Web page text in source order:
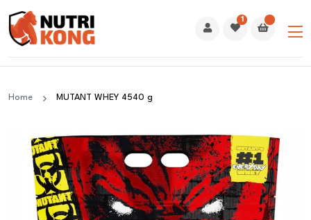
1
Home MUTANT WHEY 4540 g